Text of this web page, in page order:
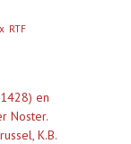
RTF
en
Noster.
K.B.